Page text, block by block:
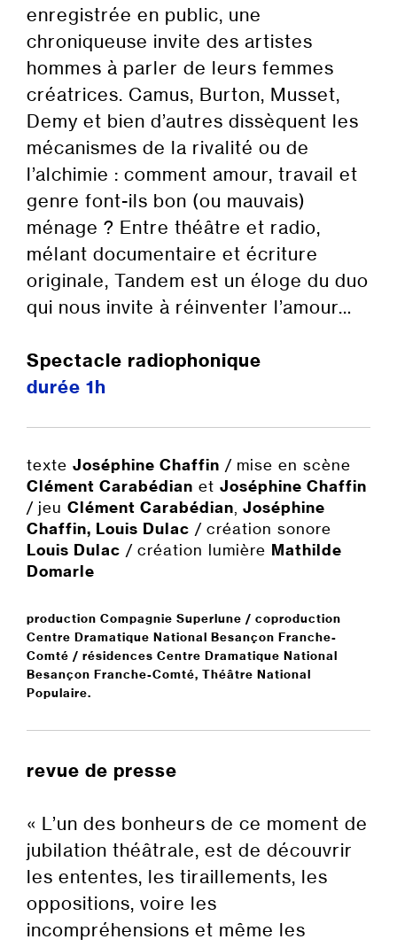
enregistrée en public, une
chroniqueuse invite des artistes
hommes à parler de leurs femmes
créatrices. Camus, Burton, Musset,
Demy et bien d’autres dissèquent les
mécanismes de la rivalité ou de
l’alchimie : comment amour, travail et
genre font-ils bon (ou mauvais)
ménage ? Entre théâtre et radio,
mélant documentaire et écriture
originale, Tandem est un éloge du duo
qui nous invite à réinventer l’amour…
Spectacle radiophonique
durée 1h
texte Joséphine Chaffin / mise en scène
Clément Carabédian et Joséphine Chaffin
/ jeu Clément Carabédian Joséphine
Chaffin, Louis Dulac / création sonore
Louis Dulac / création lumière Mathilde
Domarle
production Compagnie Superlune / coproduction
Centre Dramatique National Besançon Franche-
Comté / résidences Centre Dramatique National
Besançon Franche-Comté, Théâtre National
Populaire.
revue de presse
« L’un des bonheurs de ce moment de
jubilation théâtrale, est de découvrir
les ententes, les tiraillements, les
oppositions, voire les
incompréhensions et même les